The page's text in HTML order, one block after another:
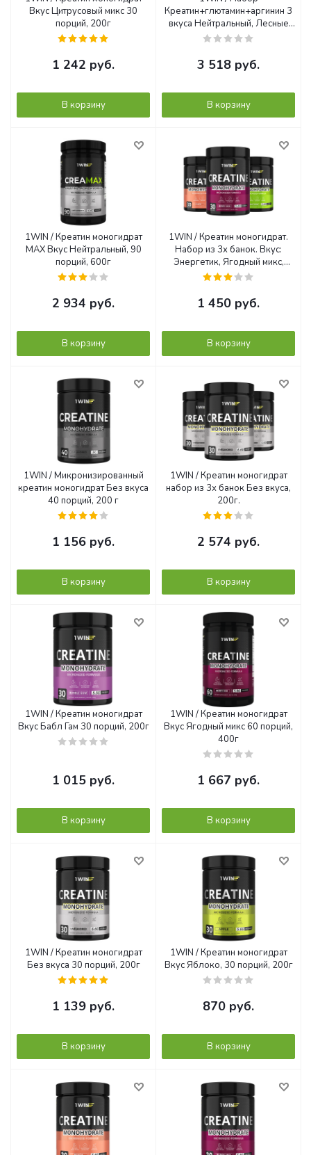
Вкус Цитрусовый микс 30
порций, 200г
1 242 руб.
В корзину
Креатин+глютамин+аргинин 3
вкуса Нейтральный, Лесные
ягоды, Ананас, 200г
3 518 руб.
В корзину
1WIN / Креатин моногидрат
МАХ Вкус Нейтральный, 90
порций, 600г
2 934 руб.
В корзину
1WIN / Креатин моногидрат.
Набор из 3х банок. Вкус:
Энергетик, Ягодный микс,
Персик, 200г.
1 450 руб.
В корзину
1WIN / Микронизированный
креатин моногидрат Без вкуса
40 порций, 200 г
1 156 руб.
В корзину
1WIN / Креатин моногидрат
набор из 3х банок Без вкуса,
200г.
2 574 руб.
В корзину
1WIN / Креатин моногидрат
Вкус Бабл Гам 30 порций, 200г
1 015 руб.
В корзину
1WIN / Креатин моногидрат
Вкус Ягодный микс 60 порций,
400г
1 667 руб.
В корзину
1WIN / Креатин моногидрат
Без вкуса 30 порций, 200г
1 139 руб.
В корзину
1WIN / Креатин моногидрат
Вкус Яблоко, 30 порций, 200г
870 руб.
В корзину